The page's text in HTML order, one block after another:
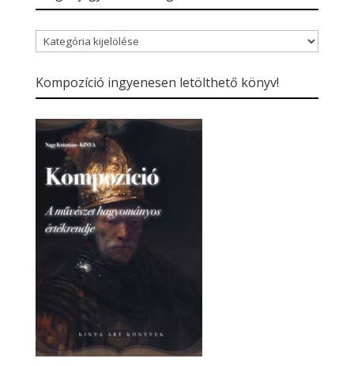
Blogbejegyzések
kategóriái
Kompozíció ingyenesen letölthető könyv!